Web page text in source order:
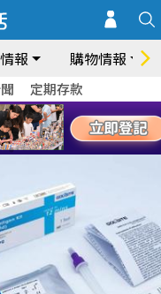
報 購物情報
定期存款